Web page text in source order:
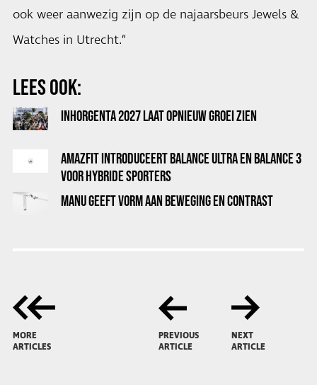
ook weer aanwezig zijn op de najaarsbeurs Jewels &
Watches in Utrecht.”
LEES OOK:
INHORGENTA 2027 LAAT OPNIEUW GROEI ZIEN
AMAZFIT INTRODUCEERT BALANCE ULTRA EN BALANCE 3
VOOR HYBRIDE SPORTERS
MANU GEEFT VORM AAN BEWEGING EN CONTRAST
MORE
ARTICLES
PREVIOUS
ARTICLE
NEXT
ARTICLE